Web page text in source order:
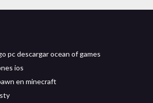
pc descargar ocean of games
ios
en minecraft